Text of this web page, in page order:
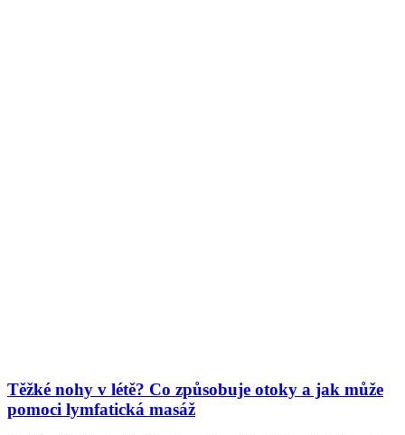
Těžké nohy v létě? Co způsobuje otoky a jak může
pomoci lymfatická masáž